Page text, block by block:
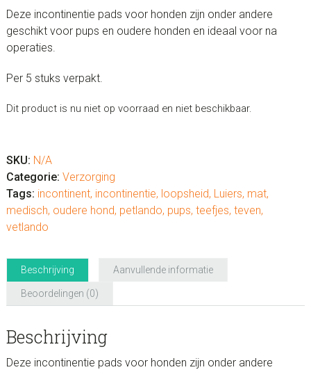
Deze incontinentie pads voor honden zijn onder andere
geschikt voor pups en oudere honden en ideaal voor na
operaties.
Per 5 stuks verpakt.
Dit product is nu niet op voorraad en niet beschikbaar.
SKU: N/A
Categorie: Verzorging
Tags: incontinent, incontinentie, loopsheid, Luiers, mat,
medisch, oudere hond, petlando, pups, teefjes, teven,
vetlando
Beschrijving Aanvullende informatie
Beoordelingen (0)
Beschrijving
Deze incontinentie pads voor honden zijn onder andere